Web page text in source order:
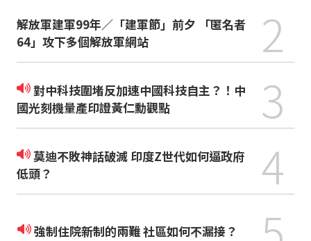
解放軍建軍99年／「建軍節」前夕 「匿名者
64」攻下多個解放軍網站
2
對中科技圍堵反加速中國科技自主？！中
國光刻機量產印證黃仁勳觀點
3
莫迪不敗神話破滅 印度Z世代如何逼政府
低頭？
4
強制住院新制的兩難 社區如何不漏接？